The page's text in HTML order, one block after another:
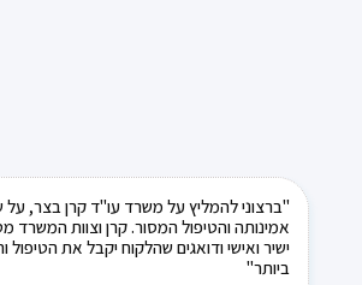
"ברצוני להמליץ על משרד עו"ד קרן בצר, על
אמינותה והטיפול המסור. קרן וצוות המשרד
ישיר ואישי ודואגים שהלקוח יקבל את הטיפול
ביותר"